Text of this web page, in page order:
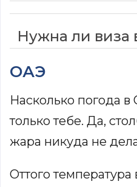
Нужна ли виза
ОАЭ
Насколько погода
только тебе. Да,
жара никуда не
Оттого